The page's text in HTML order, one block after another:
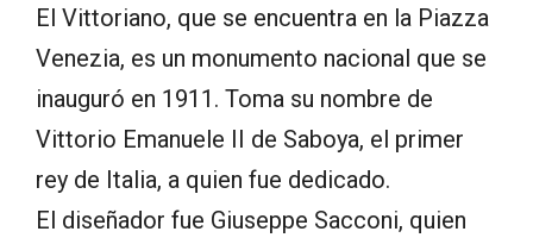
El Vittoriano, que se encuentra en la Piazza
Venezia, es un monumento nacional que se
inauguró en 1911. Toma su nombre de
Vittorio Emanuele II de Saboya, el primer
rey de Italia, a quien fue dedicado.
El diseñador fue Giuseppe Sacconi, quien